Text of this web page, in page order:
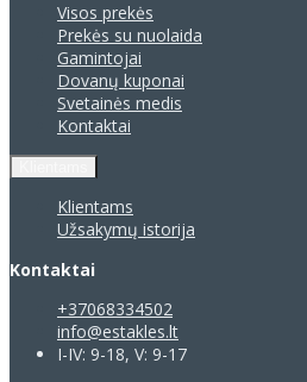
Visos prekės
Prekės su nuolaida
Gamintojai
Dovanų kuponai
Svetainės medis
Kontaktai
Klientams
Užsakymų istorija
Kontaktai
+37068334502
info@estakles.lt
I-IV: 9-18, V: 9-17